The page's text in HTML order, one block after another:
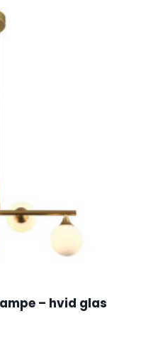
– hvid glas